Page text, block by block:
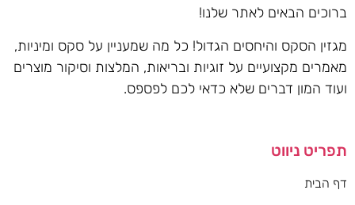
ברוכים הבאים לאתר שלנו!
מגזין הסקס והיחסים הגדול! כל מה שמעניין על סקס ומיניות,
מאמרים מקצועיים על זוגיות ובריאות, המלצות וסיקור מוצרים
ועוד המון דברים שלא כדאי לכם לפספס.
תפריט ניווט
דף הבית